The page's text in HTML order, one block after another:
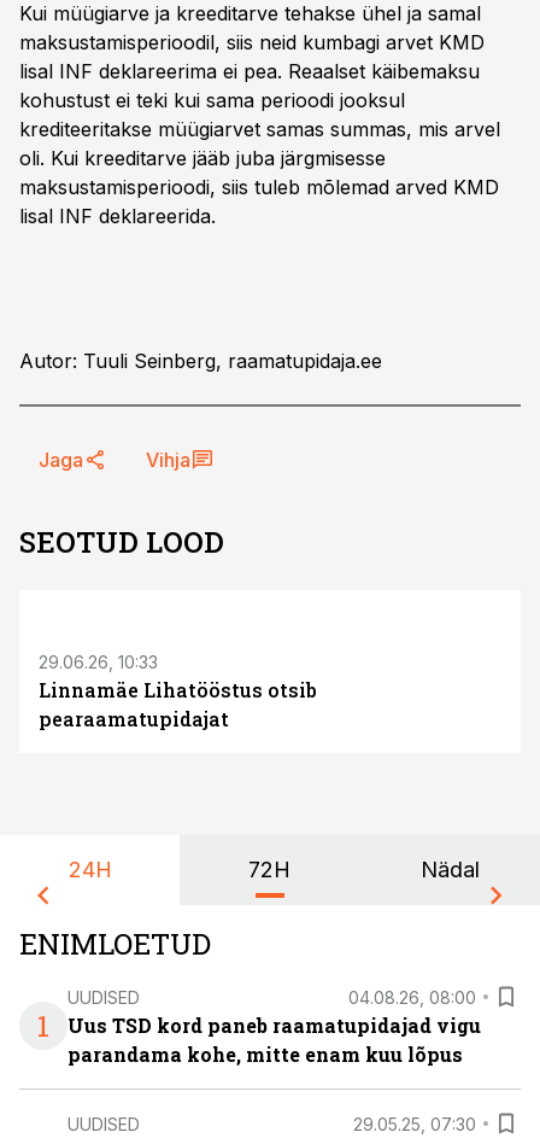
Kui müügiarve ja kreeditarve tehakse ühel ja samal
maksustamisperioodil, siis neid kumbagi arvet KMD
lisal INF deklareerima ei pea. Reaalset käibemaksu
kohustust ei teki kui sama perioodi jooksul
krediteeritakse müügiarvet samas summas, mis arvel
oli. Kui kreeditarve jääb juba järgmisesse
maksustamisperioodi, siis tuleb mõlemad arved KMD
lisal INF deklareerida.
Autor: Tuuli Seinberg, raamatupidaja.ee
Jaga Vihja
SEOTUD LOOD
29.06.26, 10:33
Linnamäe Lihatööstus otsib
pearaamatupidajat
24H 72H Nädal
ENIMLOETUD
1
UUDISED 04.08.26, 08:00
Uus TSD kord paneb raamatupidajad vigu
parandama kohe, mitte enam kuu lõpus
UUDISED 29.05.25, 07:30